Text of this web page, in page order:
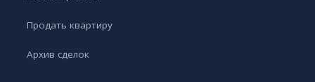
Продать квартиру
Архив сделок